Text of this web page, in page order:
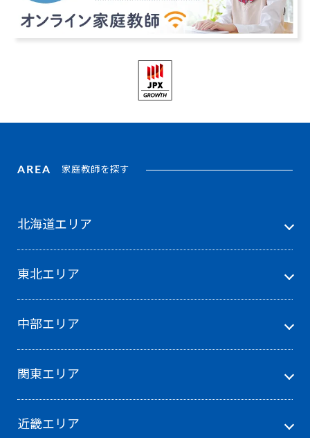
AREA 家庭教師を探す
北海道エリア
東北エリア
中部エリア
関東エリア
近畿エリア